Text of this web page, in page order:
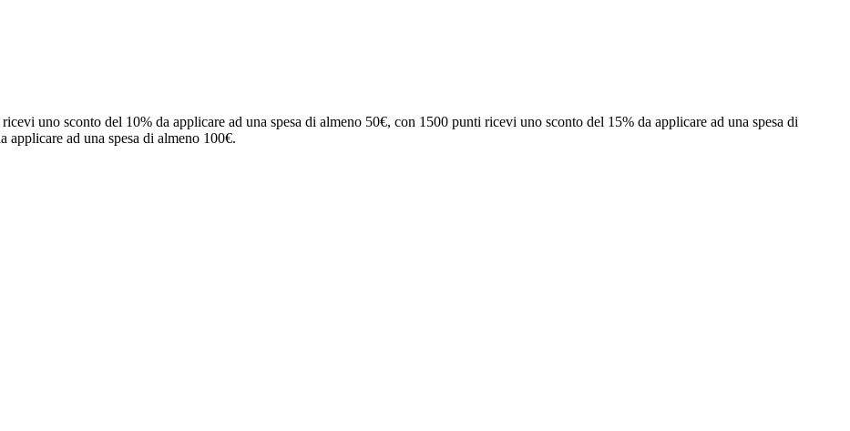
uno sconto del 10% da applicare ad una spesa di almeno 50€, con 1500 punti ricevi uno sconto del 15% da applicare ad una spesa di
ad una spesa di almeno 100€.